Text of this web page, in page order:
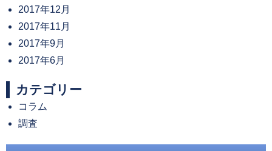
2017年12月
2017年11月
2017年9月
2017年6月
カテゴリー
コラム
調査